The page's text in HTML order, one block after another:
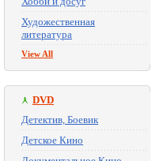
Художественная
литература
View All
DVD
Детектив, Боевик
Детское Кино